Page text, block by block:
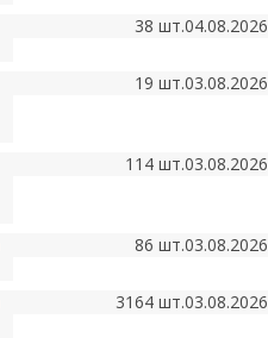
38 шт.04.08.2026
19 шт.03.08.2026
114 шт.03.08.2026
86 шт.03.08.2026
3164 шт.03.08.2026